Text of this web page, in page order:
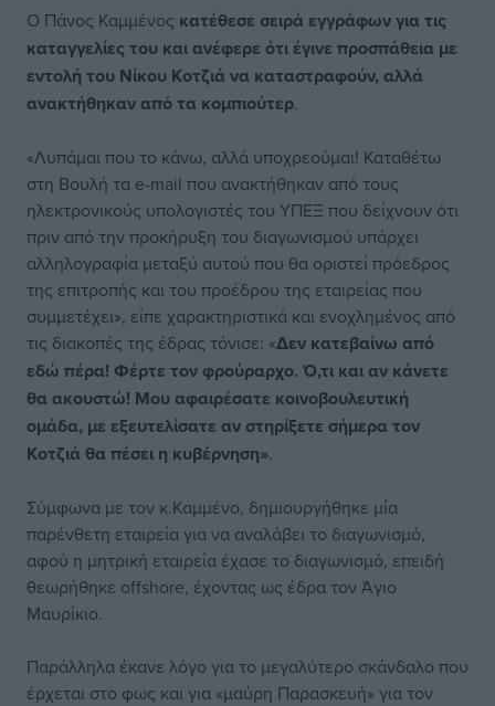
Ο Πάνος Καμμένος κατέθεσε σειρά εγγράφων για τις
καταγγελίες του και ανέφερε ότι έγινε προσπάθεια με
εντολή του Νίκου Κοτζιά να καταστραφούν, αλλά
ανακτήθηκαν από τα κομπιούτερ.
«Λυπάμαι που το κάνω, αλλά υποχρεούμαι! Καταθέτω
στη Βουλή τα e-mail που ανακτήθηκαν από τους
ηλεκτρονικούς υπολογιστές του ΥΠΕΞ που δείχνουν ότι
πριν από την προκήρυξη του διαγωνισμού υπάρχει
αλληλογραφία μεταξύ αυτού που θα οριστεί πρόεδρος
της επιτροπής και του προέδρου της εταιρείας που
συμμετέχει», είπε χαρακτηριστικά και ενοχλημένος από
τις διακοπές της έδρας τόνισε: «Δεν κατεβαίνω από
εδώ πέρα! Φέρτε τον φρούραρχο. Ό,τι και αν κάνετε
θα ακουστώ! Μου αφαιρέσατε κοινοβουλευτική
ομάδα, με εξευτελίσατε αν στηρίξετε σήμερα τον
Κοτζιά θα πέσει η κυβέρνηση».
Σύμφωνα με τον κ.Καμμένο, δημιουργήθηκε μία
παρένθετη εταιρεία για να αναλάβει το διαγωνισμό,
αφού η μητρική εταιρεία έχασε το διαγωνισμό, επειδή
θεωρήθηκε offshore, έχοντας ως έδρα τον Άγιο
Μαυρίκιο.
Παράλληλα έκανε λόγο για το μεγαλύτερο σκάνδαλο που
έρχεται στο φως και για «μαύρη Παρασκευή» για τον